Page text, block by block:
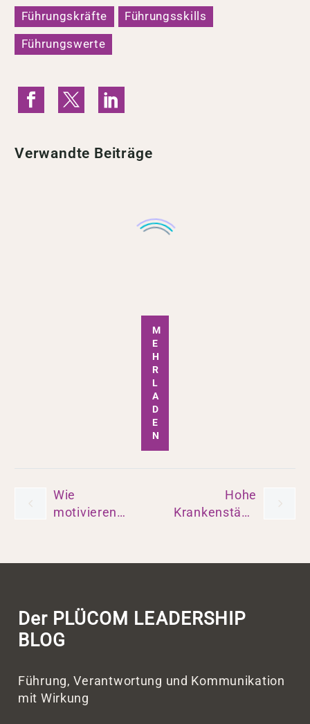
Führungskräfte
Führungsskills
Führungswerte
Verwandte Beiträge
M
E
H
R
L
A
D
E
N
BEITRAGSNAVIGATION
Wie
motivieren
Führung?
Hohe
Krankenstände:
gegensteuern
Der PLÜCOM LEADERSHIP
BLOG
Führung, Verantwortung und Kommunikation
mit Wirkung